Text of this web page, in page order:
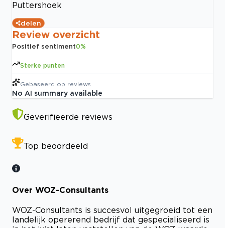
Puttershoek
delen
Review overzicht
Positief sentiment0%
Sterke punten
Gebaseerd op reviews
No AI summary available
Geverifieerde reviews
Top beoordeeld
Over WOZ-Consultants
WOZ-Consultants is succesvol uitgegroeid tot een
landelijk opererend bedrijf dat gespecialiseerd is